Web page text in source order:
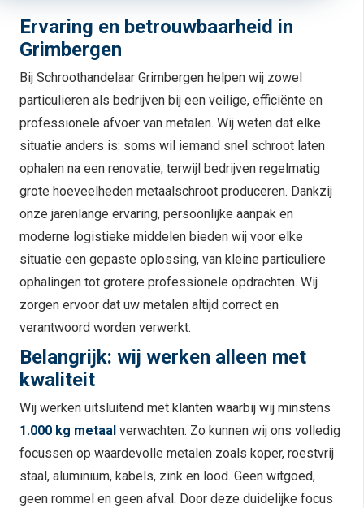
Ervaring en betrouwbaarheid in
Grimbergen
Bij Schroothandelaar Grimbergen helpen wij zowel
particulieren als bedrijven bij een veilige, efficiënte en
professionele afvoer van metalen. Wij weten dat elke
situatie anders is: soms wil iemand snel schroot laten
ophalen na een renovatie, terwijl bedrijven regelmatig
grote hoeveelheden metaalschroot produceren. Dankzij
onze jarenlange ervaring, persoonlijke aanpak en
moderne logistieke middelen bieden wij voor elke
situatie een gepaste oplossing, van kleine particuliere
ophalingen tot grotere professionele opdrachten. Wij
zorgen ervoor dat uw metalen altijd correct en
verantwoord worden verwerkt.
Belangrijk: wij werken alleen met
kwaliteit
Wij werken uitsluitend met klanten waarbij wij minstens
1.000 kg metaal verwachten. Zo kunnen wij ons volledig
focussen op waardevolle metalen zoals koper, roestvrij
staal, aluminium, kabels, zink en lood. Geen witgoed,
geen rommel en geen afval. Door deze duidelijke focus